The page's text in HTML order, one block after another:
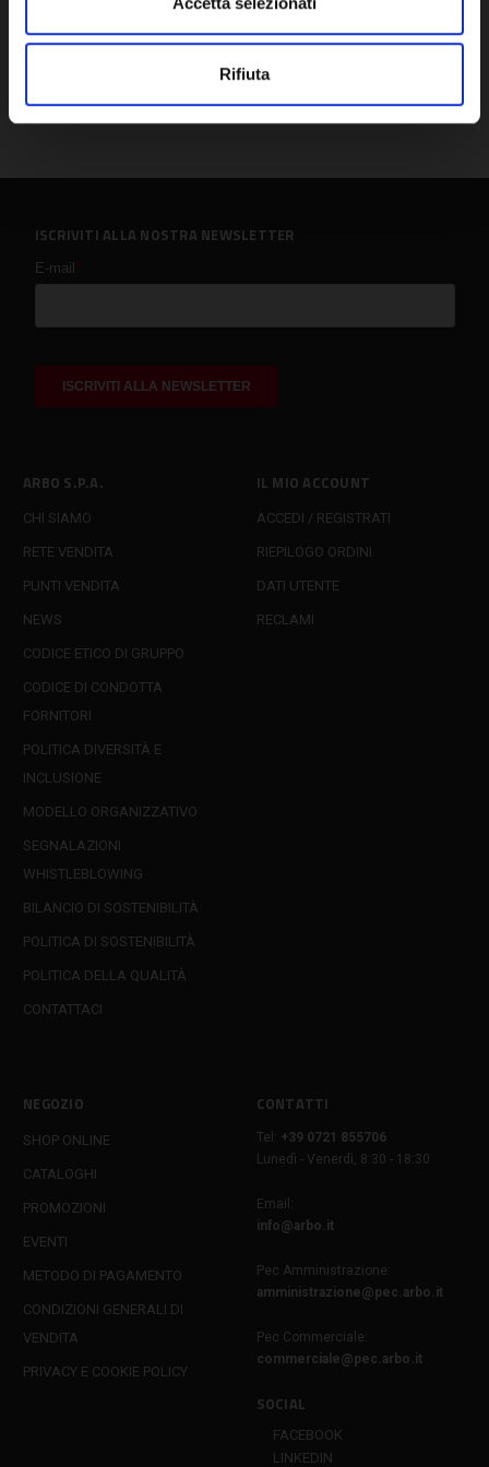
Rifiuta
ARBO S.P.A.
CHI SIAMO
RETE VENDITA
PUNTI VENDITA
NEWS
CODICE ETICO DI GRUPPO
CODICE DI CONDOTTA
FORNITORI
POLITICA DIVERSITÀ E
INCLUSIONE
MODELLO ORGANIZZATIVO
SEGNALAZIONI
WHISTLEBLOWING
BILANCIO DI SOSTENIBILITÀ
POLITICA DI SOSTENIBILITÀ
POLITICA DELLA QUALITÀ
CONTATTACI
IL MIO ACCOUNT
ACCEDI / REGISTRATI
RIEPILOGO ORDINI
DATI UTENTE
RECLAMI
NEGOZIO
SHOP ONLINE
CATALOGHI
PROMOZIONI
EVENTI
METODO DI PAGAMENTO
CONDIZIONI GENERALI DI
VENDITA
PRIVACY E COOKIE POLICY
CONTATTI
Tel:
+39 0721 855706
Lunedì - Venerdì, 8:30 - 18:30
Email:
info@arbo.it
Pec Amministrazione:
amministrazione@pec.arbo.it
Pec Commerciale:
commerciale@pec.arbo.it
SOCIAL
FACEBOOK
LINKEDIN
ISCRIVITI ALLA NOSTRA NEWSLETTER